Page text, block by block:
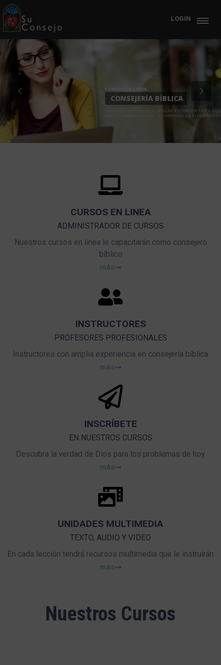
LOGIN
CONSEJERÍA BÍBLICA
CURSOS EN LINEA
CAPACÍTESE PARA DISCIPULAR Y CONFORTAR A
NECESITANDO SANAR LAS HERIDAS DE SU
CURSOS EN LINEA
ADMINISTRADOR DE CURSOS
Nuestros cursos en linea le capacitarán como consejero
bíblico
más
INSTRUCTORES
PROFESORES PROFESIONALES
Instructores con amplia experiencia en consejería bíblica
más
INSCRÍBETE
EN NUESTROS CURSOS
Descubra la verdad de Dios para los problemas de hoy
más
UNIDADES MULTIMEDIA
TEXTO, AUDIO Y VIDEO
En cada lección tendrá recursos multimedia que le instruirán
más
Nuestros Cursos